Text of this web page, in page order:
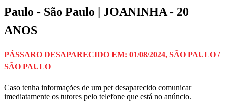
Paulo - São Paulo | JOANINHA - 20
ANOS
PÁSSARO DESAPARECIDO EM: 01/08/2024, SÃO PAULO /
SÃO PAULO
Caso tenha informações de um pet desaparecido comunicar
imediatamente os tutores pelo telefone que está no anúncio.